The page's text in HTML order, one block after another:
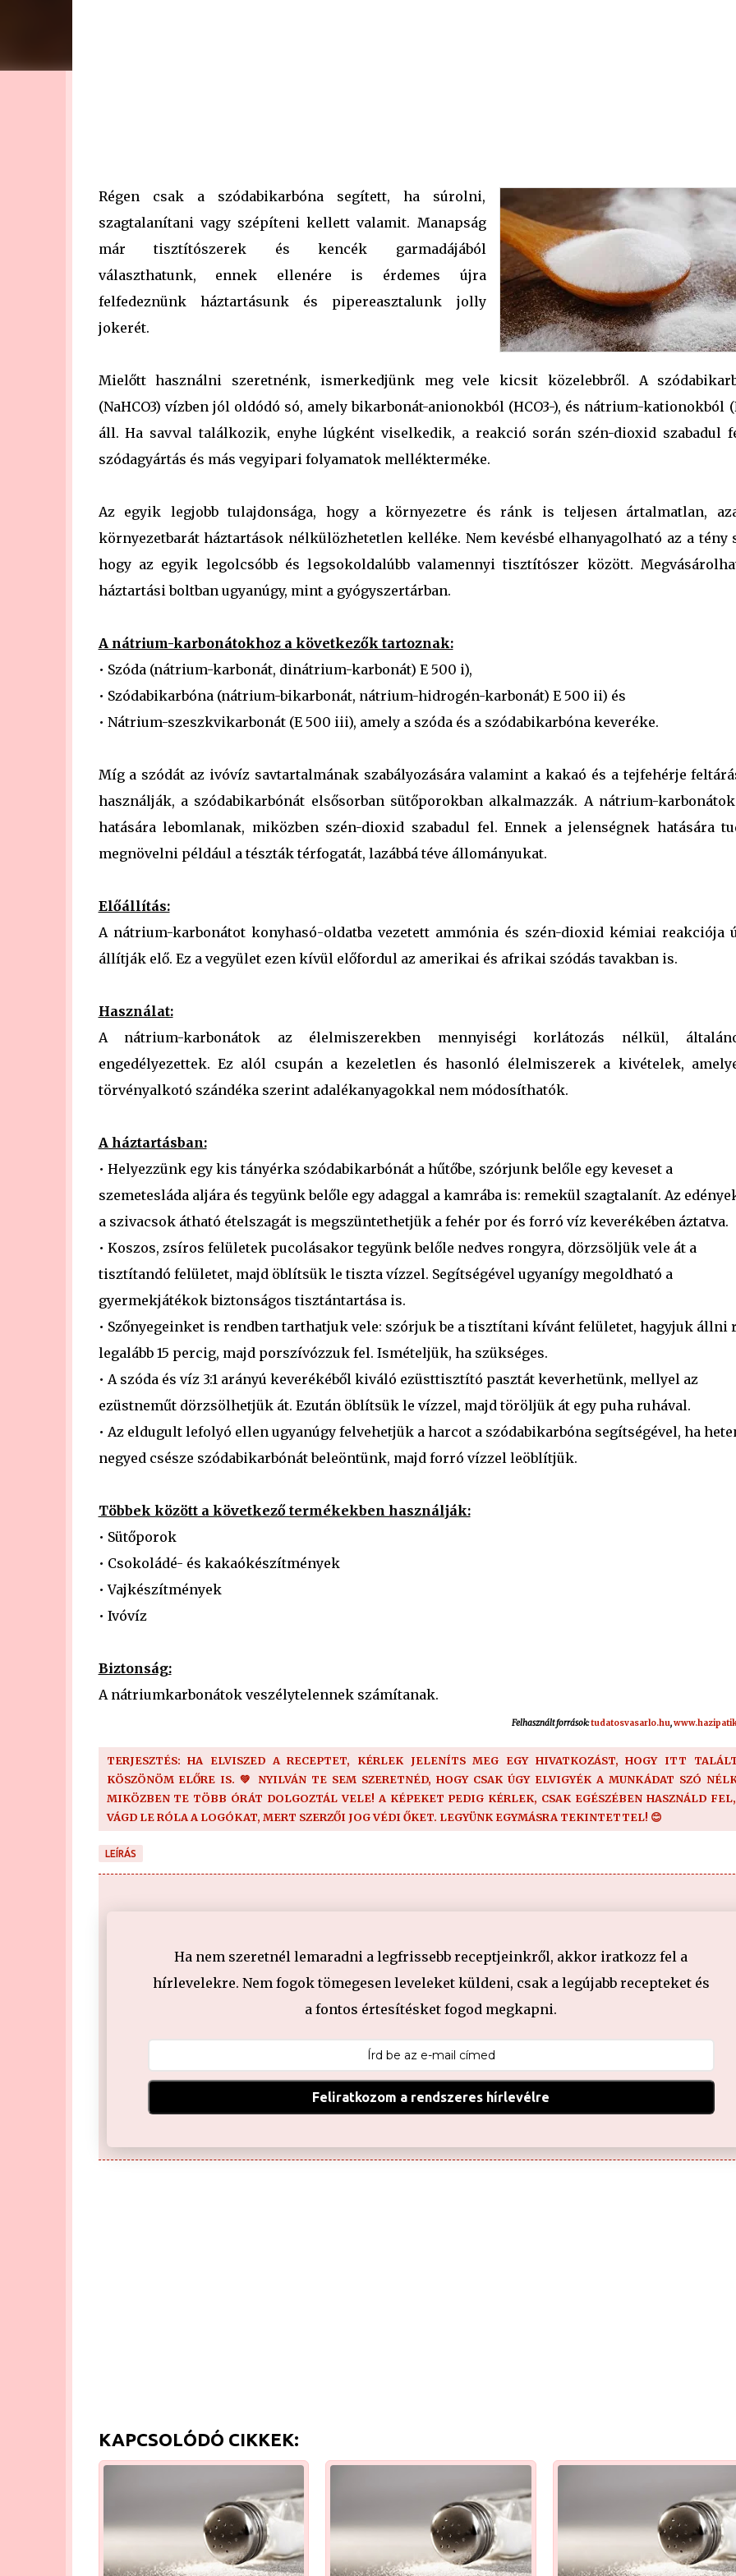
Régen csak a szódabikarbóna segített, ha súrolni,
szagtalanítani vagy szépíteni kellett valamit. Manapság
már tisztítószerek és kencék garmadájából
választhatunk, ennek ellenére is érdemes újra
felfedeznünk háztartásunk és pipereasztalunk jolly
jokerét.
Mielőtt használni szeretnénk, ismerkedjünk meg vele kicsit közelebbről. A
(NaHCO3) vízben jól oldódó só, amely bikarbonát-anionokból (HCO3-), és nátrium-kationokból
áll. Ha savval találkozik, enyhe lúgként viselkedik, a reakció során szén-dioxid szabadul
szódagyártás és más vegyipari folyamatok mellékterméke.
Az egyik legjobb tulajdonsága, hogy a környezetre és ránk is teljesen ártalmatlan,
környezetbarát háztartások nélkülözhetetlen kelléke. Nem kevésbé elhanyagolható az a tény
hogy az egyik legolcsóbb és legsokoldalúbb valamennyi tisztítószer között.
háztartási boltban ugyanúgy, mint a gyógyszertárban.
A nátrium-karbonátokhoz a következők tartoznak:
• Szóda (nátrium-karbonát, dinátrium-karbonát) E 500 i),
• Szódabikarbóna (nátrium-bikarbonát, nátrium-hidrogén-karbonát) E 500 ii) és
• Nátrium-szeszkvikarbonát (E 500 iii), amely a szóda és a szódabikarbóna keveréke.
Míg a szódát az ivóvíz savtartalmának szabályozására valamint a kakaó és a tejfehérje
használják, a szódabikarbónát elsősorban sütőporokban alkalmazzák. A nátrium-
hatására lebomlanak, miközben szén-dioxid szabadul fel. Ennek a jelenségnek hatására
megnövelni például a tészták térfogatát, lazábbá téve állományukat.
Előállítás:
A nátrium-karbonátot konyhasó-oldatba vezetett ammónia és szén-dioxid kémiai reakciója
állítják elő. Ez a vegyület ezen kívül előfordul az amerikai és afrikai szódás tavakban is.
Használat:
A nátrium-karbonátok az élelmiszerekben mennyiségi korlátozás nélkül,
engedélyezettek. Ez alól csupán a kezeletlen és hasonló élelmiszerek a kivételek,
törvényalkotó szándéka szerint adalékanyagokkal nem módosíthatók.
A háztartásban:
• Helyezzünk egy kis tányérka szódabikarbónát a hűtőbe, szórjunk belőle egy keveset a
szemetesláda aljára és tegyünk belőle egy adaggal a kamrába is: remekül szagtalanít. Az
a szivacsok átható ételszagát is megszüntethetjük a fehér por és forró víz keverékében áztatva.
• Koszos, zsíros felületek pucolásakor tegyünk belőle nedves rongyra, dörzsöljük vele át a
tisztítandó felületet, majd öblítsük le tiszta vízzel. Segítségével ugyanígy megoldható a
gyermekjátékok biztonságos tisztántartása is.
• Szőnyegeinket is rendben tarthatjuk vele: szórjuk be a tisztítani kívánt felületet, hagyjuk állni
legalább 15 percig, majd porszívózzuk fel. Ismételjük, ha szükséges.
• A szóda és víz 3:1 arányú keverékéből kiváló ezüsttisztító pasztát keverhetünk, mellyel az
ezüstneműt dörzsölhetjük át. Ezután öblítsük le vízzel, majd töröljük át egy puha ruhával.
• Az eldugult lefolyó ellen ugyanúgy felvehetjük a harcot a szódabikarbóna segítségével, ha
negyed csésze szódabikarbónát beleöntünk, majd forró vízzel leöblítjük.
Többek között a következő termékekben használják:
• Sütőporok
• Csokoládé- és kakaókészítmények
• Vajkészítmények
• Ivóvíz
Biztonság:
A nátriumkarbonátok veszélytelennek számítanak.
Felhasznált források:tudatosvasarlo.hu,
TERJESZTÉS: HA ELVISZED A RECEPTET, KÉRLEK JELENÍTS MEG EGY HIVATKOZÁST, HOGY ITT
KÖSZÖNÖM ELŐRE IS. 💚 NYILVÁN TE SEM SZERETNÉD, HOGY CSAK ÚGY ELVIGYÉK A MUNKÁDAT SZÓ
MIKÖZBEN TE TÖBB ÓRÁT DOLGOZTÁL VELE! A KÉPEKET PEDIG KÉRLEK, CSAK EGÉSZÉBEN HASZNÁLD
VÁGD LE RÓLA A LOGÓKAT, MERT SZERZŐI JOG VÉDI ŐKET. LEGYÜNK EGYMÁSRA TEKINTETTEL! 😊
LEÍRÁS
Ha nem szeretnél lemaradni a legfrissebb receptjeinkről, akkor iratkozz fel a
hírlevelekre. Nem fogok tömegesen leveleket küldeni, csak a legújabb recepteket és
a fontos értesítésket fogod megkapni.
Feliratkozom a rendszeres hírlevélre
KAPCSOLÓDÓ CIKKEK: